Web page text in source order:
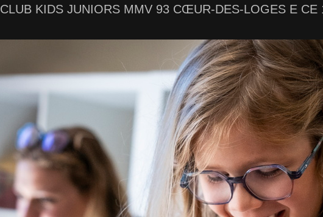
CLUB KIDS JUNIORS MMV 93 CŒUR-DES-LOGES E